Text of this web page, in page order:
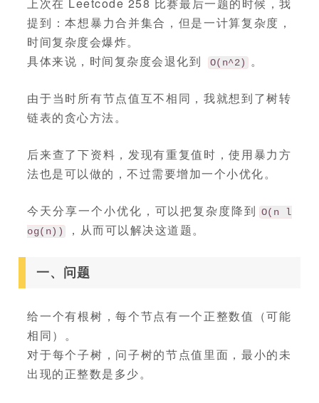
提到：本想暴力合并集合，但是一计算复杂度，
时间复杂度会爆炸。
具体来说，时间复杂度会退化到
O(n^2) 。
由于当时所有节点值互不相同，我就想到了树转
链表的贪心方法。
后来查了下资料，发现有重复值时，使用暴力方
法也是可以做的，不过需要增加一个小优化。
今天分享一个小优化，可以把复杂度降到 O(n l
og(n))
，从而可以解决这道题。
一、问题
给一个有根树，每个节点有一个正整数值（可能
相同）。
对于每个子树，问子树的节点值里面，最小的未
出现的正整数是多少。